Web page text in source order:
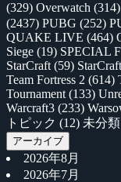
(329) Overwatch (314)
(2437) PUBG (252)
QUAKE LIVE (464)
Siege (19) SPECIAL
StarCraft (59)
Team Fortress 2 (614)
Tournament (133)
Warcraft3 (233)
トピック (12) 未分類
アーカイブ
2026年8月
2026年7月